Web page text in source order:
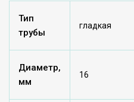
Тип
трубы
гладкая
Диаметр,
мм
16